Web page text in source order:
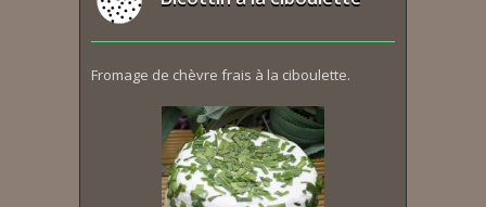
Fromage de chèvre frais à la ciboulette.